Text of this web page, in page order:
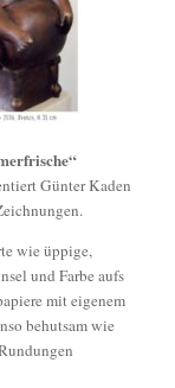
Günter Kaden
wie üppige,
und Farbe aufs
mit eigenem
behutsam wie